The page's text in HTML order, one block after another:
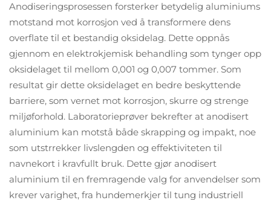
Anodiseringsprosessen forsterker betydelig aluminiums
motstand mot korrosjon ved å transformere dens
overflate til et bestandig oksidelag. Dette oppnås
gjennom en elektrokjemisk behandling som tynger opp
oksidelaget til mellom 0,001 og 0,007 tommer. Som
resultat gir dette oksidelaget en bedre beskyttende
barriere, som vernet mot korrosjon, skurre og strenge
miljøforhold. Laboratorieprøver bekrefter at anodisert
aluminium kan motstå både skrapping og impakt, noe
som utstrrekker livslengden og effektiviteten til
navnekort i kravfullt bruk. Dette gjør anodisert
aluminium til en fremragende valg for anvendelser som
krever varighet, fra hundemerkjer til tung industriell